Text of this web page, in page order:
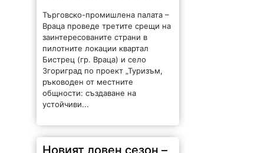
Търговско-промишлена палата –
Враца проведе третите срещи на
заинтересованите страни в
пилотните локации квартал
Бистрец (гр. Враца) и село
Згориград по проект „Туризъм,
ръководен от местните
общности: създаване на
устойчиви...
Новият ловен сезон –